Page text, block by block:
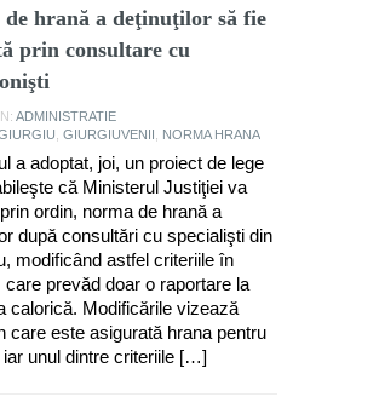
de hrană a deţinuţilor să fie
prin consultare cu
ADMINISTRATIE
GIURGIUVENII NORMA HRANA
a adoptat, joi, un proiect de lege
că Ministerul Justiţiei va
ordin, norma de hrană a
după consultări cu specialişti din
modificând astfel criteriile în
care prevăd doar o raportare la
calorică. Modificările vizează
care este asigurată hrana pentru
iar unul dintre criteriile […]